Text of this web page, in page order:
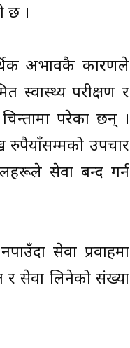
छ ।
अभावकै कारणले
स्वास्थ्य परीक्षण र
परेका छन् ।
रुपैयाँसम्मको उपचार
सेवा बन्द गर्न
सेवा प्रवाहमा
र सेवा लिनेको संख्या